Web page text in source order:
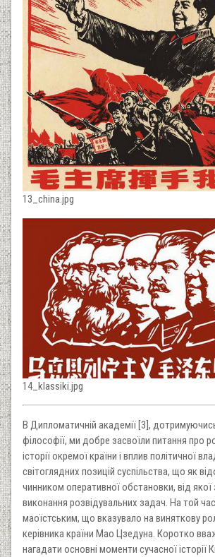
13_china.jpg
14_klassiki.jpg
В Дипломатичній академії [3],
філософії, ми добре засвоїли питання про
історії окремої країни і вплив політичної
світоглядних позицій суспільства, що як
чинником оперативної обстановки, від якої
виконання розвідувальних задач. На той
маоїстським, що вказувало на виняткову
керівника країни Мао Цзедуна. Коротко
нагадати основні моменти сучасної